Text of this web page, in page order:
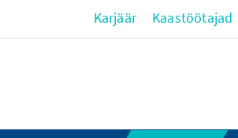
Karjäär Kaastöötajad